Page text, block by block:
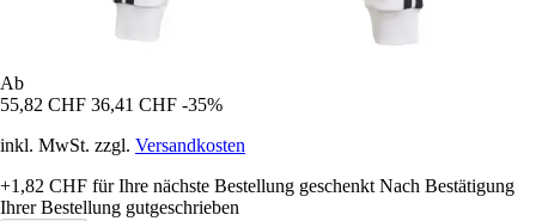
Ab
55,82 CHF 36,41 CHF -35%
inkl. MwSt. zzgl. Versandkosten
+1,82 CHF für Ihre nächste Bestellung geschenkt Nach Bestätigung
Ihrer Bestellung gutgeschrieben